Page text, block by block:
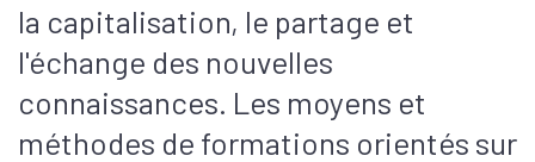
la capitalisation, le partage et
l'échange des nouvelles
connaissances. Les moyens et
méthodes de formations orientés sur